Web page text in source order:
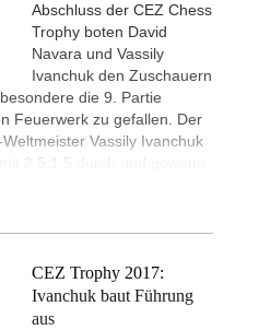
Abschluss der CEZ Chess
Trophy boten David
Navara und Vassily
Ivanchuk den Zuschauern
die 9. Partie
Feuerwerk zu gefallen. Der
Vassily Ivanchuk
2,5:1,5 durch und gewann
CEZ Trophy 2017:
Ivanchuk baut Führung
aus